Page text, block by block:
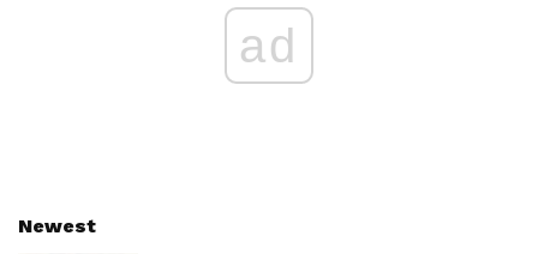
ad
Newest